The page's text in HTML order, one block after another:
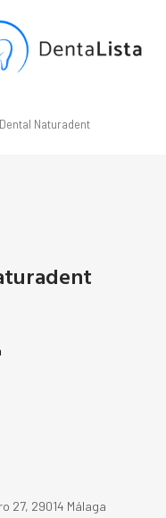
Naturadent
27, 29014 Málaga